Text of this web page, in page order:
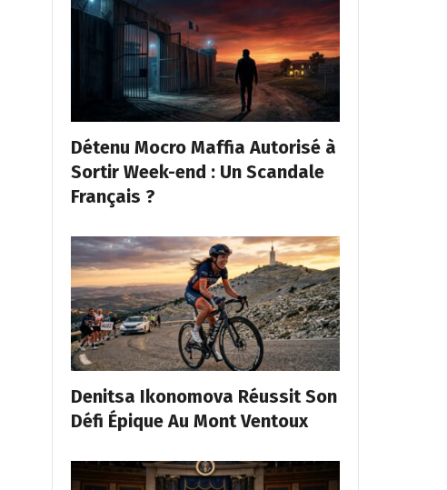
Détenu Mocro Maffia Autorisé à
Sortir Week-end : Un Scandale
Français ?
Denitsa Ikonomova Réussit Son
Défi Épique Au Mont Ventoux